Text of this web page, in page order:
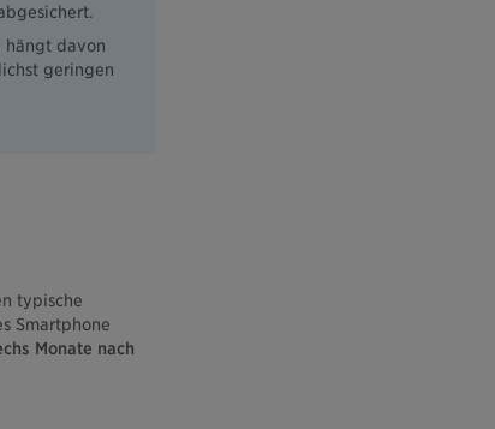
hängt davon
geringen
typische
Smartphone
Monate nach